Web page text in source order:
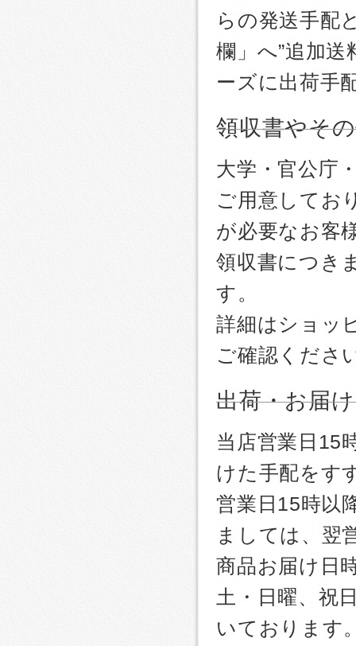
らの発送手配
欄」へ”追加
ーズに出荷手
領収書やそ
大学・官公庁
ご用意してお
が必要なお客
領収書につき
す。
詳細はショッ
ご確認くださ
出荷・お届
当店営業日15
けた手配をす
営業日15時以
ましては、翌
商品お届け日
土・日曜、祝
いております